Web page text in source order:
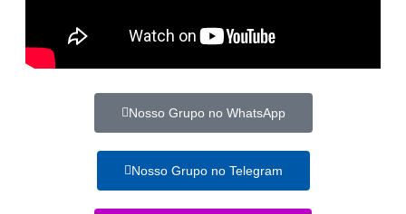
Nosso Grupo no WhatsApp
Nosso Grupo no Telegram